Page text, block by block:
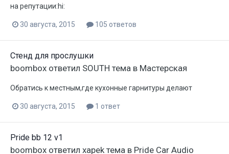
на репутации:hi:
30 августа, 2015 105 ответов
Стенд для прослушки
boombox ответил SOUTH тема в Мастерская
Обратись к местным,где кухонные гарнитуры делают
30 августа, 2015 1 ответ
Pride bb 12 v1
boombox ответил xapekтема в Pride Car Audio